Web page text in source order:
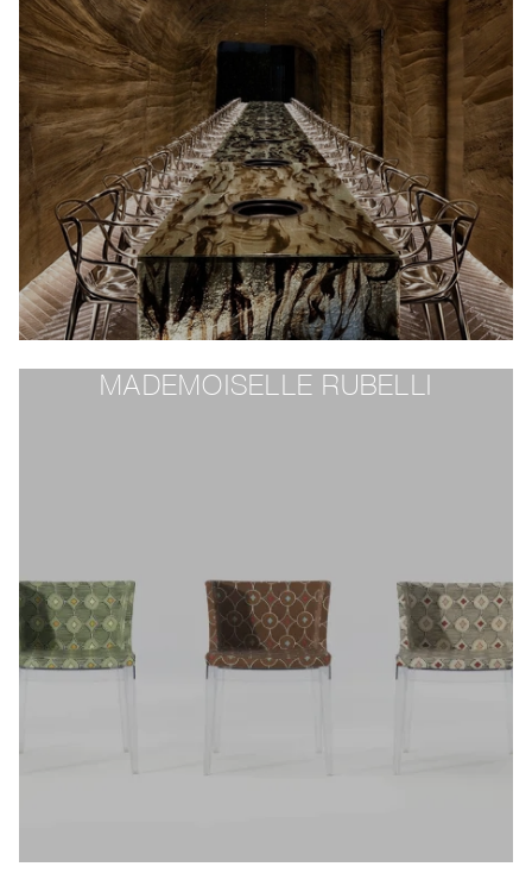
MADEMOISELLE RUBELLI